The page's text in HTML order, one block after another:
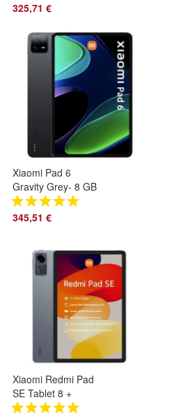
325,71 €
Xiaomi Pad 6
Gravity Grey- 8 GB
+ 256 GB (Grau)
345,51 €
Xiaomi Redmi Pad
SE Tablet 8 +
256GB 11´´ Zoll